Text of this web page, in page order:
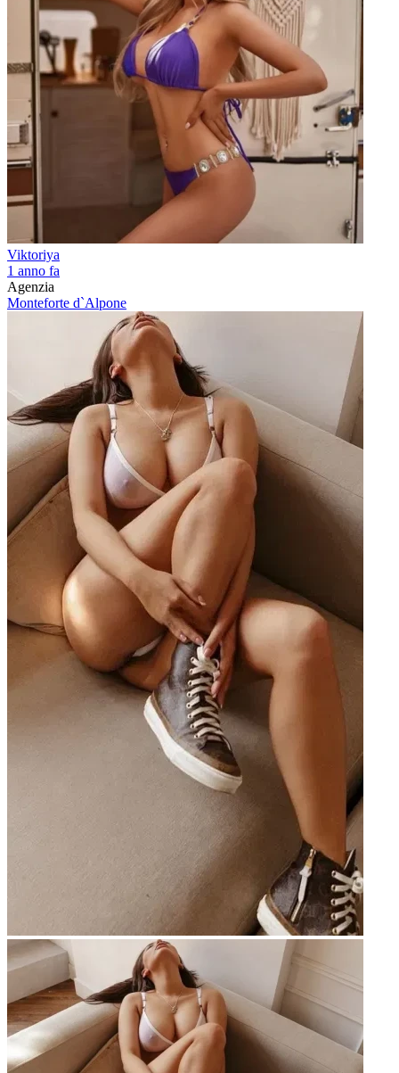
Viktoriya
1 anno fa
Agenzia
Monteforte d`Alpone